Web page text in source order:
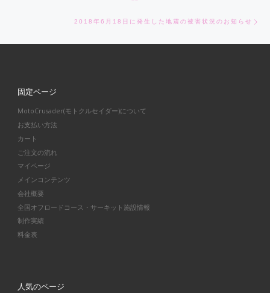
2018年6月18日に発生した地震の被害状況のお知らせ
固定ページ
MotoCrusader(モトクルセイダー)について
お支払い方法
カート
ご注文の流れ
マイページ
メインコンテンツ
会社概要
全国オフロードコース・サーキット施設情報
制作実績
料金表
人気のページ